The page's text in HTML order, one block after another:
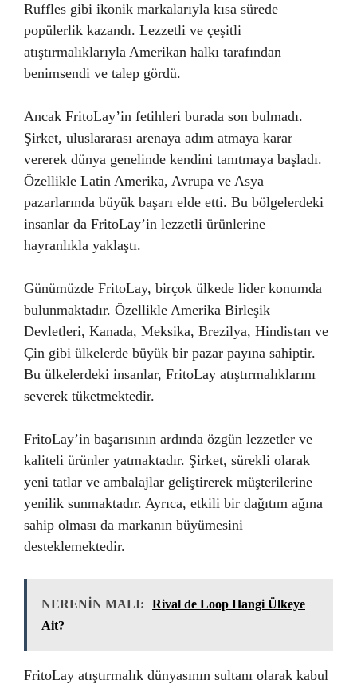
Ruffles gibi ikonik markalarıyla kısa sürede
popülerlik kazandı. Lezzetli ve çeşitli
atıştırmalıklarıyla Amerikan halkı tarafından
benimsendi ve talep gördü.
Ancak FritoLay’in fetihleri burada son bulmadı.
Şirket, uluslararası arenaya adım atmaya karar
vererek dünya genelinde kendini tanıtmaya başladı.
Özellikle Latin Amerika, Avrupa ve Asya
pazarlarında büyük başarı elde etti. Bu bölgelerdeki
insanlar da FritoLay’in lezzetli ürünlerine
hayranlıkla yaklaştı.
Günümüzde FritoLay, birçok ülkede lider konumda
bulunmaktadır. Özellikle Amerika Birleşik
Devletleri, Kanada, Meksika, Brezilya, Hindistan ve
Çin gibi ülkelerde büyük bir pazar payına sahiptir.
Bu ülkelerdeki insanlar, FritoLay atıştırmalıklarını
severek tüketmektedir.
FritoLay’in başarısının ardında özgün lezzetler ve
kaliteli ürünler yatmaktadır. Şirket, sürekli olarak
yeni tatlar ve ambalajlar geliştirerek müşterilerine
yenilik sunmaktadır. Ayrıca, etkili bir dağıtım ağına
sahip olması da markanın büyümesini
desteklemektedir.
NERENİN MALI:
Rival de Loop Hangi Ülkeye
Ait?
FritoLay atıştırmalık dünyasının sultanı olarak kabul